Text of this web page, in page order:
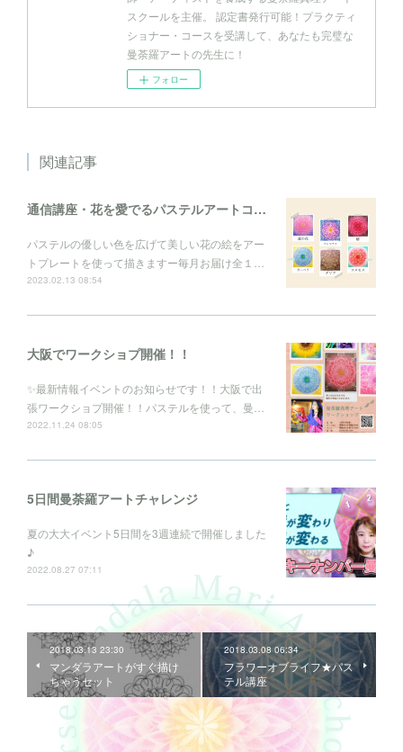
スクールを主催。 認定書発行可能！プラクティ
ショナー・コースを受講して、あなたも完璧な
曼荼羅アートの先生に！
フォロー
関連記事
通信講座・花を愛でるパステルアートコレクション
パステルの優しい色を広げて美しい花の絵をアー
トプレートを使って描きますー毎月お届け全１…
2023.02.13 08:54
大阪でワークショプ開催！！
✨最新情報イベントのお知らせです！！大阪で出
張ワークショプ開催！！パステルを使って、曼…
2022.11.24 08:05
5日間曼荼羅アートチャレンジ
夏の大大イベント5日間を3週連続で開催しました
♪
2022.08.27 07:11
2018.03.13 23:30
マンダラアートがすぐ描け
ちゃうセット
2018.03.08 06:34
フラワーオブライフ★パス
テル講座